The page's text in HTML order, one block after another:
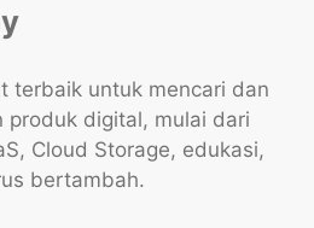
terbaik untuk mencari dan
produk digital, mulai dari
Cloud Storage, edukasi,
bertambah.